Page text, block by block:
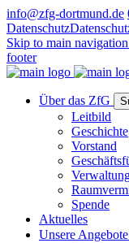
info@zfg-dortmund.de
Datenschutz
Skip to main navigation
footer
Über das ZfG
Leitbild
Geschichte
Vorstand
Spende
Aktuelles
Unsere Angebote